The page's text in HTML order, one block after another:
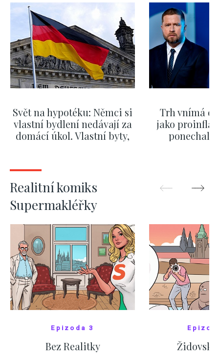
Svět na hypotéku: Němci si
vlastní bydlení nedávají za
domácí úkol. Vlastní byty,
Trh vnímá
jako
ponechali
Realitní komiks
Supermakléřky
Epizoda 3
Bez Realitky